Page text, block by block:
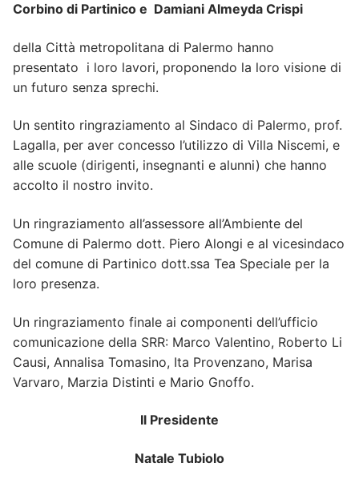
Corbino di Partinico e Damiani Almeyda Crispi
della Città metropolitana di Palermo hanno
presentato i loro lavori, proponendo la loro visione di
un futuro senza sprechi.
Un sentito ringraziamento al Sindaco di Palermo, prof.
Lagalla, per aver concesso l’utilizzo di Villa Niscemi, e
alle scuole (dirigenti, insegnanti e alunni) che hanno
accolto il nostro invito.
Un ringraziamento all’assessore all’Ambiente del
Comune di Palermo dott. Piero Alongi e al vicesindaco
del comune di Partinico dott.ssa Tea Speciale per la
loro presenza.
Un ringraziamento finale ai componenti dell’ufficio
comunicazione della SRR: Marco Valentino, Roberto Li
Causi, Annalisa Tomasino, Ita Provenzano, Marisa
Varvaro, Marzia Distinti e Mario Gnoffo.
Il Presidente
Natale Tubiolo